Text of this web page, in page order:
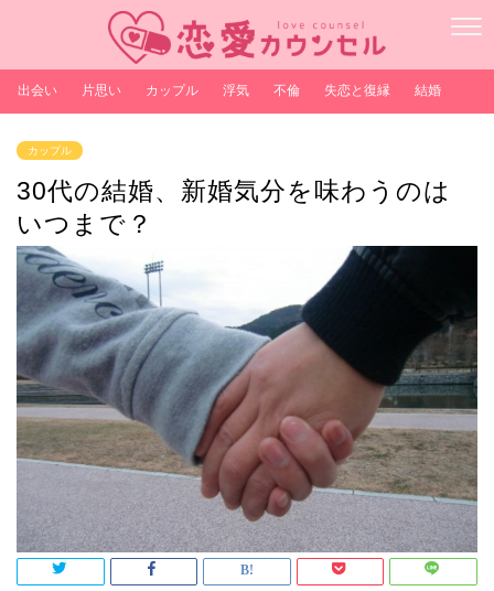
出会い 片思い カップル 浮気 不倫 失恋と復縁 結婚
カップル
30代の結婚、新婚気分を味わうのは
いつまで？